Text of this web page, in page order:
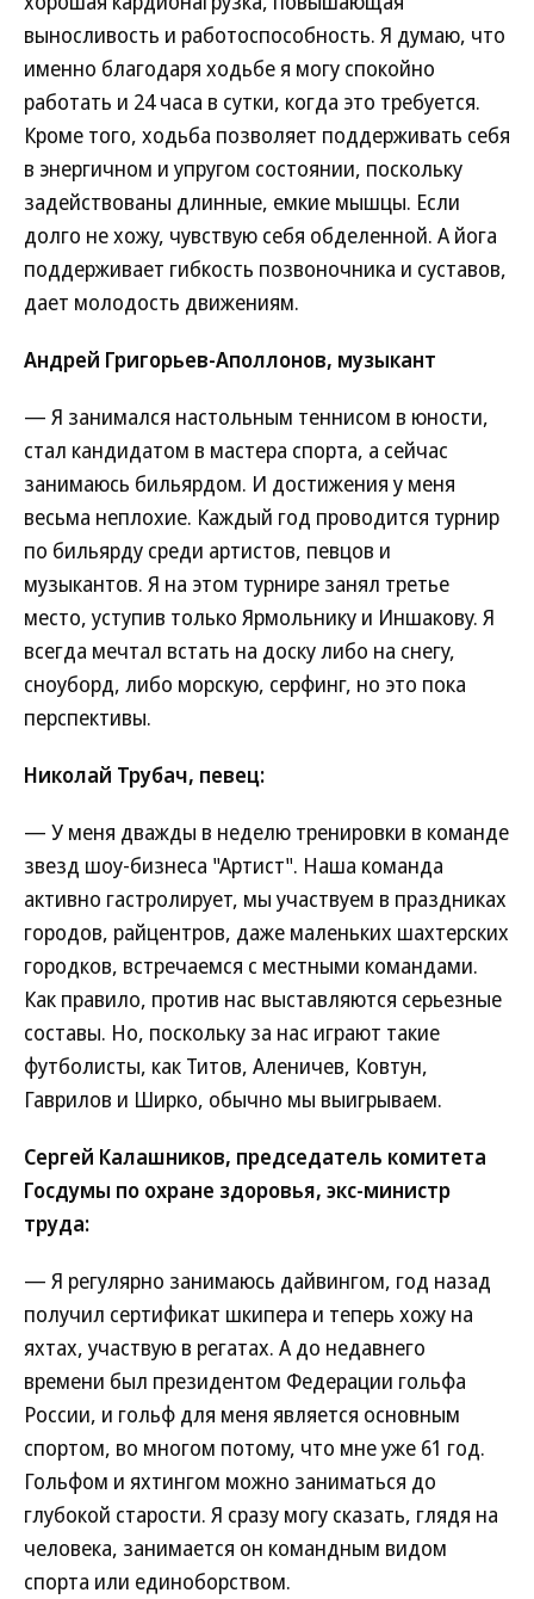
выносливость и работоспособность. Я думаю, что
именно благодаря ходьбе я могу спокойно
работать и 24 часа в сутки, когда это требуется.
Кроме того, ходьба позволяет поддерживать себя
в энергичном и упругом состоянии, поскольку
задействованы длинные, емкие мышцы. Если
долго не хожу, чувствую себя обделенной. А йога
поддерживает гибкость позвоночника и суставов,
дает молодость движениям.
Андрей Григорьев-Аполлонов, музыкант
— Я занимался настольным теннисом в юности,
стал кандидатом в мастера спорта, а сейчас
занимаюсь бильярдом. И достижения у меня
весьма неплохие. Каждый год проводится турнир
по бильярду среди артистов, певцов и
музыкантов. Я на этом турнире занял третье
место, уступив только Ярмольнику и Иншакову. Я
всегда мечтал встать на доску либо на снегу,
сноуборд, либо морскую, серфинг, но это пока
перспективы.
Николай Трубач, певец:
— У меня дважды в неделю тренировки в команде
звезд шоу-бизнеса "Артист". Наша команда
активно гастролирует, мы участвуем в праздниках
городов, райцентров, даже маленьких шахтерских
городков, встречаемся с местными командами.
Как правило, против нас выставляются серьезные
составы. Но, поскольку за нас играют такие
футболисты, как Титов, Аленичев, Ковтун,
Гаврилов и Ширко, обычно мы выигрываем.
Сергей Калашников, председатель комитета
Госдумы по охране здоровья, экс-министр
труда:
— Я регулярно занимаюсь дайвингом, год назад
получил сертификат шкипера и теперь хожу на
яхтах, участвую в регатах. А до недавнего
времени был президентом Федерации гольфа
России, и гольф для меня является основным
спортом, во многом потому, что мне уже 61 год.
Гольфом и яхтингом можно заниматься до
глубокой старости. Я сразу могу сказать, глядя на
человека, занимается он командным видом
спорта или единоборством.